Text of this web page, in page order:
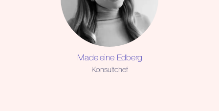
Madeleine Edberg
Konsultchef